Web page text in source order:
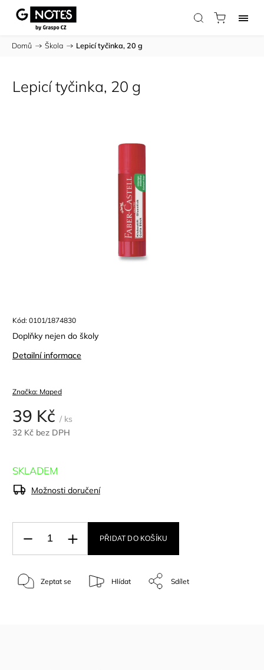
Domů / Škola / Lepicí tyčinka, 20 g
Lepicí tyčinka, 20 g
Kód: 0101/1874830
Doplňky nejen do školy
Detailní informace
Značka: Maped
39 Kč / ks
32 Kč bez DPH
SKLADEM
Možnosti doručení
PŘIDAT DO KOŠÍKU
Zeptat se Hlídat Sdílet